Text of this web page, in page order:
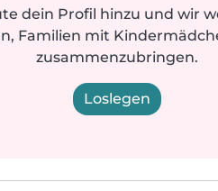
dein Profil hinzu und wir
Familien mit
zusammenzubringen.
Loslegen